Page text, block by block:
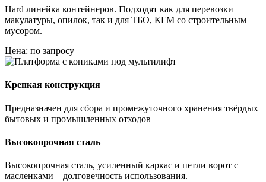
Hard линейка контейнеров. Подходят как для перевозки
макулатуры, опилок, так и для ТБО, КГМ со строительным
мусором.
Цена: по запросу
Крепкая конструкция
Предназначен для сбора и промежуточного хранения твёрдых
бытовых и промышленных отходов
Высокопрочная сталь
Высокопрочная сталь, усиленный каркас и петли ворот с
масленками – долговечность использования.